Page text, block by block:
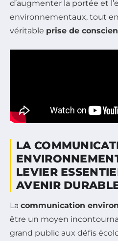
d’augmenter la portée et
environnementaux, tout
véritable prise de
LA
LEVIER
AVENIR
La communication
être un moyen
grand public aux défis